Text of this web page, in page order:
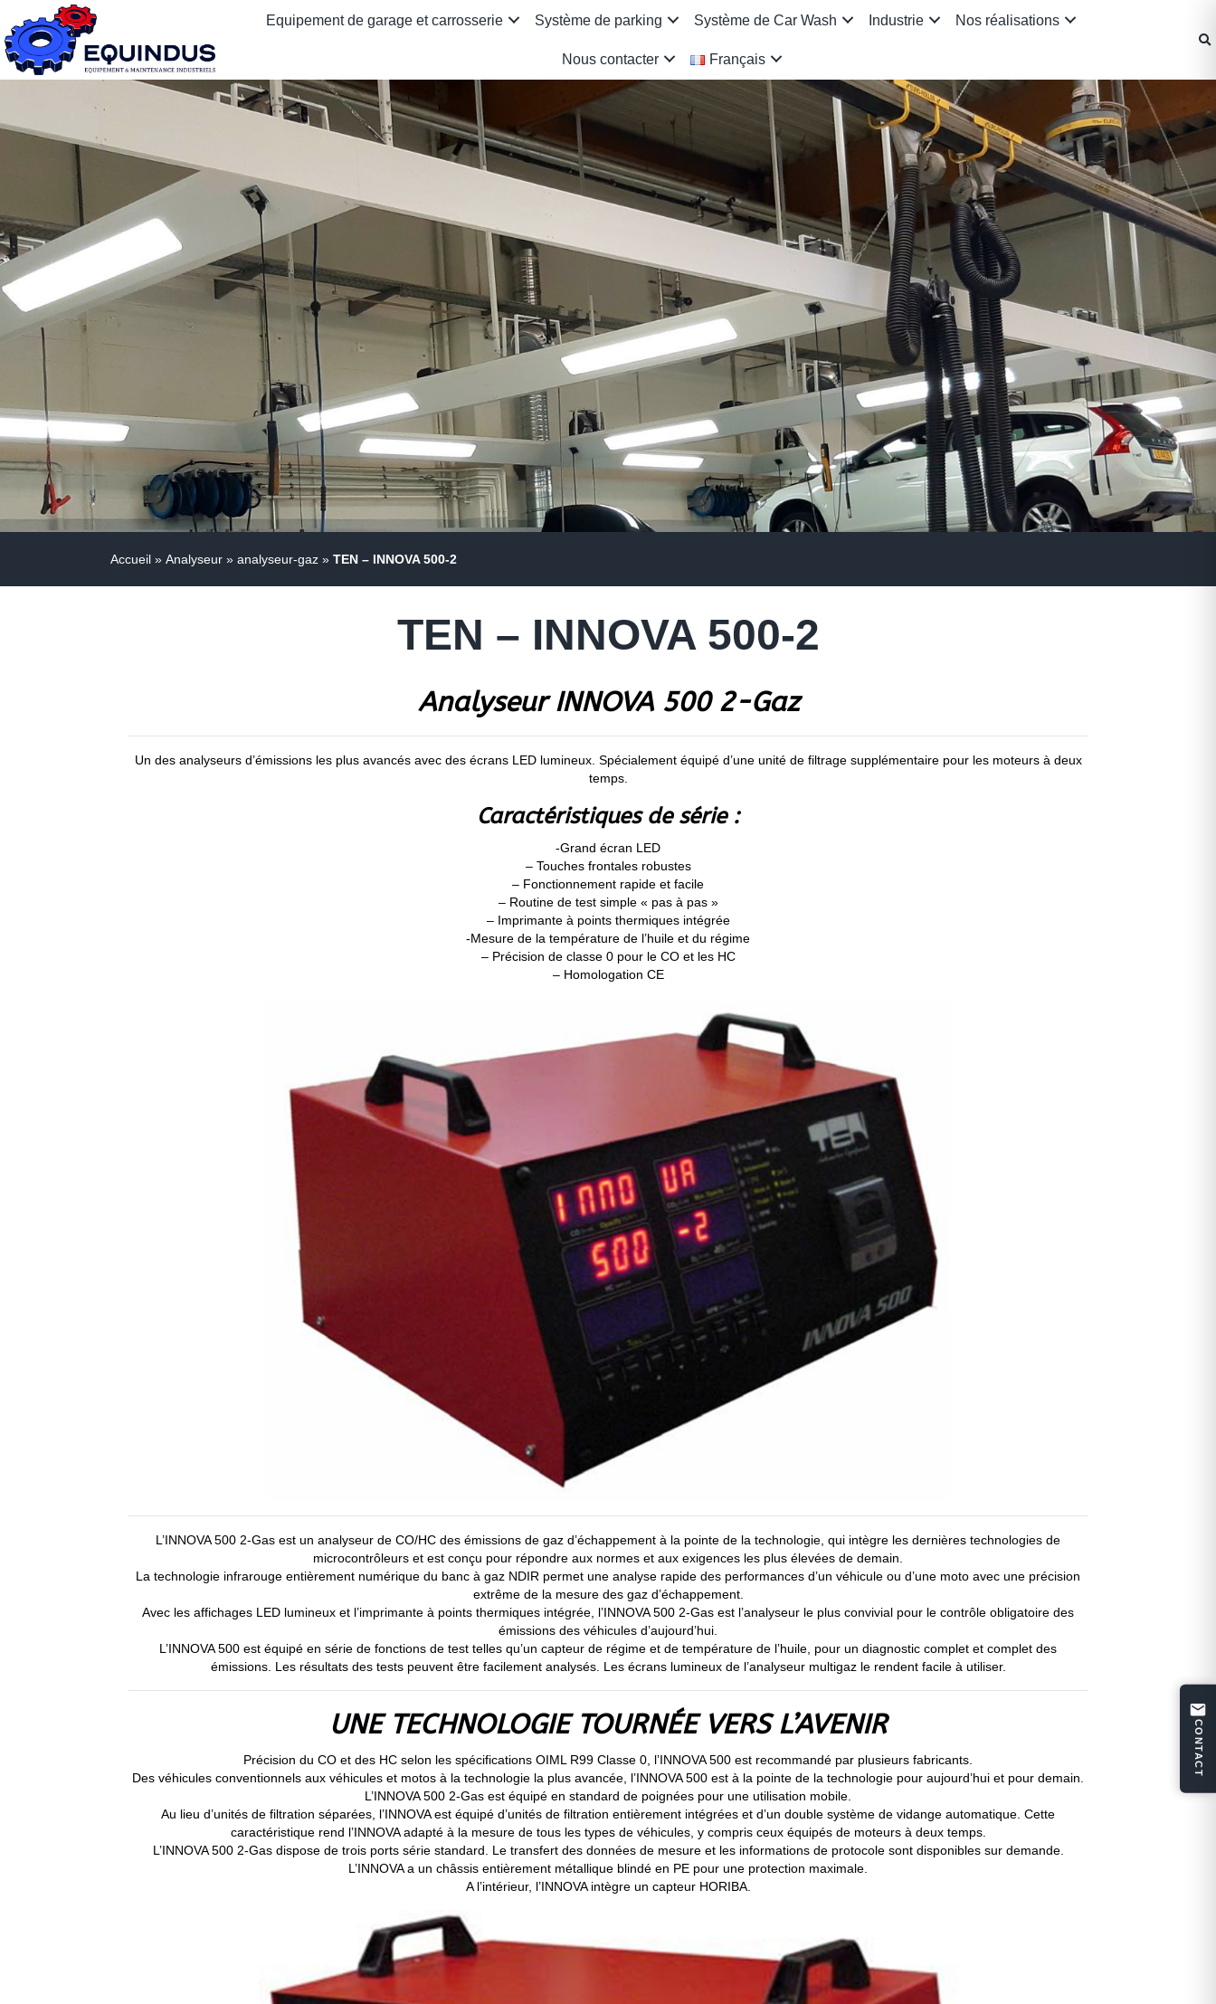
Equipement de garage et carrosserie Système de parking Système de Car Wash Industrie Nos réalisations
Nous contacter Français
Accueil » Analyseur » analyseur-gaz » TEN – INNOVA 500-2
TEN – INNOVA 500-2
Analyseur INNOVA 500 2-Gaz
Un des analyseurs d’émissions les plus avancés avec des écrans LED lumineux. Spécialement équipé d’une unité de filtrage supplémentaire pour les moteurs à deux
temps.
Caractéristiques de série :
-Grand écran LED
– Touches frontales robustes
– Fonctionnement rapide et facile
– Routine de test simple « pas à pas »
– Imprimante à points thermiques intégrée
-Mesure de la température de l’huile et du régime
– Précision de classe 0 pour le CO et les HC
– Homologation CE
L’INNOVA 500 2-Gas est un analyseur de CO/HC des émissions de gaz d’échappement à la pointe de la technologie, qui intègre les dernières technologies de
microcontrôleurs et est conçu pour répondre aux normes et aux exigences les plus élevées de demain.
La technologie infrarouge entièrement numérique du banc à gaz NDIR permet une analyse rapide des performances d’un véhicule ou d’une moto avec une précision
extrême de la mesure des gaz d’échappement.
Avec les affichages LED lumineux et l’imprimante à points thermiques intégrée, l’INNOVA 500 2-Gas est l’analyseur le plus convivial pour le contrôle obligatoire des
émissions des véhicules d’aujourd’hui.
L’INNOVA 500 est équipé en série de fonctions de test telles qu’un capteur de régime et de température de l’huile, pour un diagnostic complet et complet des
émissions. Les résultats des tests peuvent être facilement analysés. Les écrans lumineux de l’analyseur multigaz le rendent facile à utiliser.
UNE TECHNOLOGIE TOURNÉE VERS L’AVENIR
Précision du CO et des HC selon les spécifications OIML R99 Classe 0, l’INNOVA 500 est recommandé par plusieurs fabricants.
Des véhicules conventionnels aux véhicules et motos à la technologie la plus avancée, l’INNOVA 500 est à la pointe de la technologie pour aujourd’hui et pour demain.
L’INNOVA 500 2-Gas est équipé en standard de poignées pour une utilisation mobile.
Au lieu d’unités de filtration séparées, l’INNOVA est équipé d’unités de filtration entièrement intégrées et d’un double système de vidange automatique. Cette
caractéristique rend l’INNOVA adapté à la mesure de tous les types de véhicules, y compris ceux équipés de moteurs à deux temps.
L’INNOVA 500 2-Gas dispose de trois ports série standard. Le transfert des données de mesure et les informations de protocole sont disponibles sur demande.
L’INNOVA a un châssis entièrement métallique blindé en PE pour une protection maximale.
A l’intérieur, l’INNOVA intègre un capteur HORIBA.
CONTACT